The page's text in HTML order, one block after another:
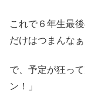
これで６年生最
だけはつまんな
で、予定が狂っ
ン！」